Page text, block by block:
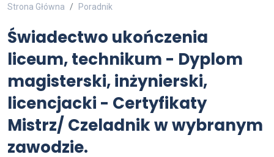
Strona Główna Poradnik
Świadectwo ukończenia
liceum, technikum - Dyplom
magisterski, inżynierski,
licencjacki - Certyfikaty
Mistrz/ Czeladnik w wybranym
zawodzie.